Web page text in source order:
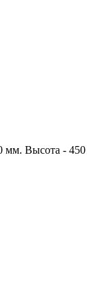
мм. Высота - 450